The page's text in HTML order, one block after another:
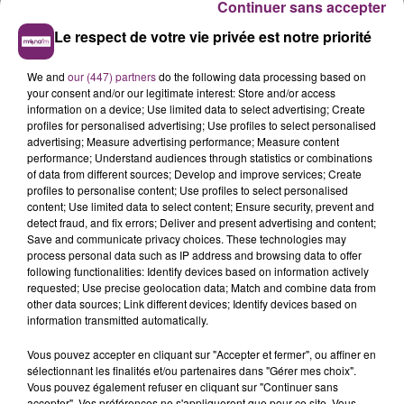
2022, elle dévoile le single "Secret", dédié à sa fille,
prélude à son quatrième album "Sentiments", sorti en
décembre de la même année
Un retour marqué avec l'album "Solo"
Le 25 octobre 2024, Louane sort son cinquième album
intitulé "Solo". Cet opus de 14 titres marque une
nouvelle ère musicale pour l'artiste, qui y explore des
sonorités plus matures et personnelles. Elle collabore
notamment avec le producteur Tristan Salvati et
Olivia Merilahti du groupe The Dø, apportant une
touche innovante à son univers musical
Participation à l'Eurovision 2025 avec "Maman"
Le 30 janvier 2025, Louane annonce sur Instagram sa
Eurovision de la Chanson 2025, prévu à Bâle, en Suisse.
Le 15 mars, lors de la mi-temps du match France-
Le respect de votre vie privée est notre priorité
We and our (447) partnersdo the following data processing based on
your consent and/or our legitimate interest: Store and/or access
information on a device; Use limited data to select advertising; Create
profiles for personalised advertising; Use profiles to select personalised
advertising; Measure advertising performance; Measure content
performance; Understand audiences through statistics or combinations
of data from different sources; Develop and improve services; Create
profiles to personalise content; Use profiles to select personalised
content; Use limited data to select content; Ensure security, prevent and
detect fraud, and fix errors; Deliver and present advertising and content;
Save and communicate privacy choices. These technologies may
process personal data such as IP address and browsing data to offer
following functionalities: Identify devices based on information actively
requested; Use precise geolocation data; Match and combine data from
other data sources; Link different devices; Identify devices based on
information transmitted automatically.
Vous pouvez accepter en cliquant sur "Accepter et fermer", ou affiner en
sélectionnant les finalités et/ou partenaires dans "Gérer mes choix".
Vous pouvez également refuser en cliquant sur "Continuer sans
Continuer sans accepter